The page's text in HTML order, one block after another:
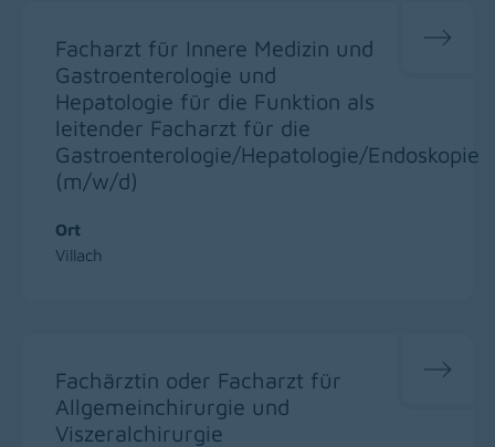
Facharzt für Innere Medizin und
Gastroenterologie und
Hepatologie für die Funktion als
leitender Facharzt für die
Gastroenterologie/Hepatologie/Endoskopie
(m/w/d)
Ort
Villach
Fachärztin oder Facharzt für
Allgemeinchirurgie und
Viszeralchirurgie